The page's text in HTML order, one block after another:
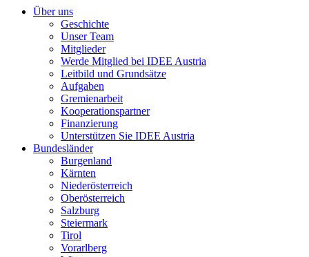
Über uns
Geschichte
Unser Team
Mitglieder
Werde Mitglied bei IDEE Austria
Leitbild und Grundsätze
Aufgaben
Gremienarbeit
Kooperationspartner
Finanzierung
Unterstützen Sie IDEE Austria
Bundesländer
Burgenland
Kärnten
Niederösterreich
Oberösterreich
Salzburg
Steiermark
Tirol
Vorarlberg